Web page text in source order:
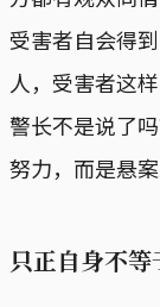
受害者自会得
人，受害者这
警长不是说了
努力，而是悬
只正自身不